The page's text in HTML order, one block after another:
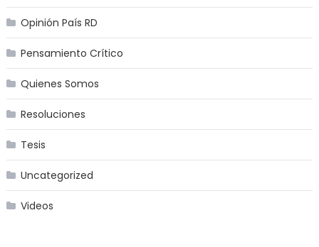
Opinión País RD
Pensamiento Crítico
Quienes Somos
Resoluciones
Tesis
Uncategorized
Videos